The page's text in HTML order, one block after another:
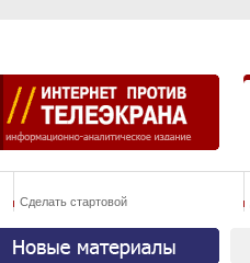
Сделать стартовой